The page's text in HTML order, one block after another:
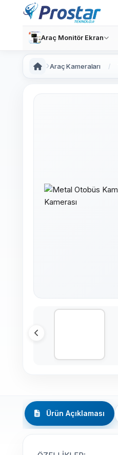
Araç Monitör Ekran
Araç Kameraları
Ürün Açıklaması